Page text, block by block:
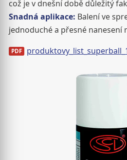
což je v dnešní době důležitý
Snadná aplikace: Balení ve
jednoduché a přesné nanesení